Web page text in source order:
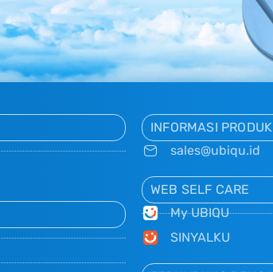
INFORMASI PRODUK
sales@ubiqu.id
WEB SELF CARE
My UBIQU
SINYALKU